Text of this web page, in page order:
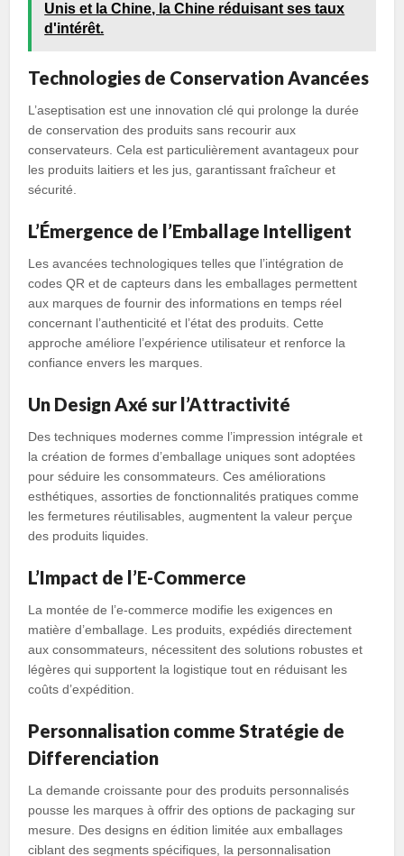
Unis et la Chine, la Chine réduisant ses taux
d'intérêt.
Technologies de Conservation Avancées
L’aseptisation est une innovation clé qui prolonge la durée
de conservation des produits sans recourir aux
conservateurs. Cela est particulièrement avantageux pour
les produits laitiers et les jus, garantissant fraîcheur et
sécurité.
L’Émergence de l’Emballage Intelligent
Les avancées technologiques telles que l’intégration de
codes QR et de capteurs dans les emballages permettent
aux marques de fournir des informations en temps réel
concernant l’authenticité et l’état des produits. Cette
approche améliore l’expérience utilisateur et renforce la
confiance envers les marques.
Un Design Axé sur l’Attractivité
Des techniques modernes comme l’impression intégrale et
la création de formes d’emballage uniques sont adoptées
pour séduire les consommateurs. Ces améliorations
esthétiques, assorties de fonctionnalités pratiques comme
les fermetures réutilisables, augmentent la valeur perçue
des produits liquides.
L’Impact de l’E-Commerce
La montée de l’e-commerce modifie les exigences en
matière d’emballage. Les produits, expédiés directement
aux consommateurs, nécessitent des solutions robustes et
légères qui supportent la logistique tout en réduisant les
coûts d’expédition.
Personnalisation comme Stratégie de
Differenciation
La demande croissante pour des produits personnalisés
pousse les marques à offrir des options de packaging sur
mesure. Des designs en édition limitée aux emballages
ciblant des segments spécifiques, la personnalisation